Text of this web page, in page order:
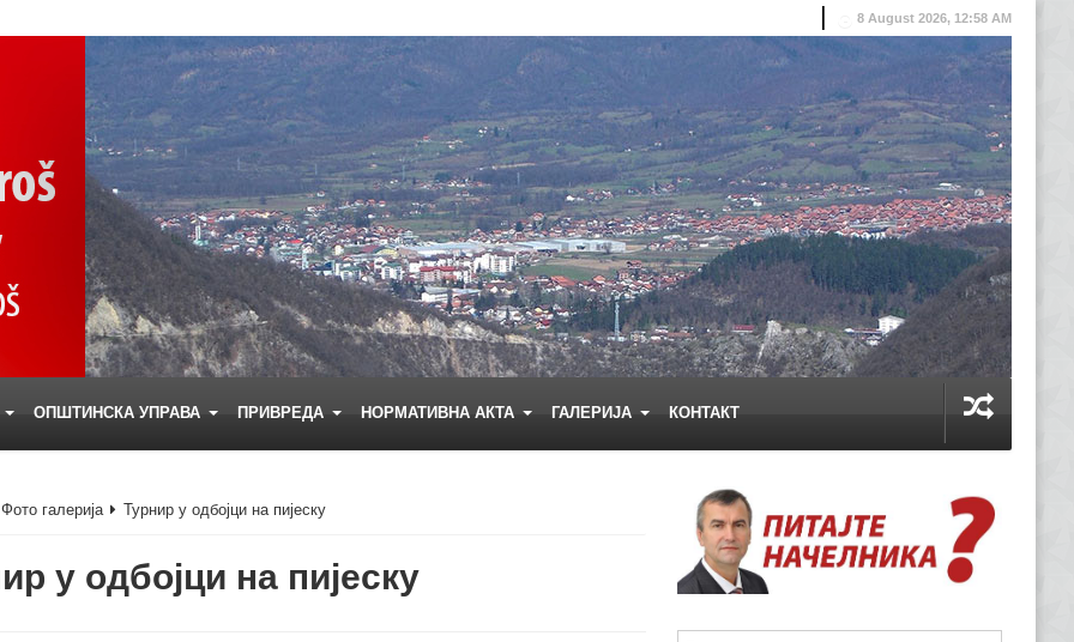
8 August 2026, 12:58 AM
ОПШТИНСКА УПРАВА ПРИВРЕДА НОРМАТИВНА АКТА ГАЛЕРИЈА КОНТАКТ
Фото галерија Турнир у одбојци на пијеску
у одбојци на пијеску